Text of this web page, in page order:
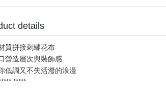
details
質拼接刺繡花布
營造層次與裝飾感
低調又不失活潑的浪漫
*****